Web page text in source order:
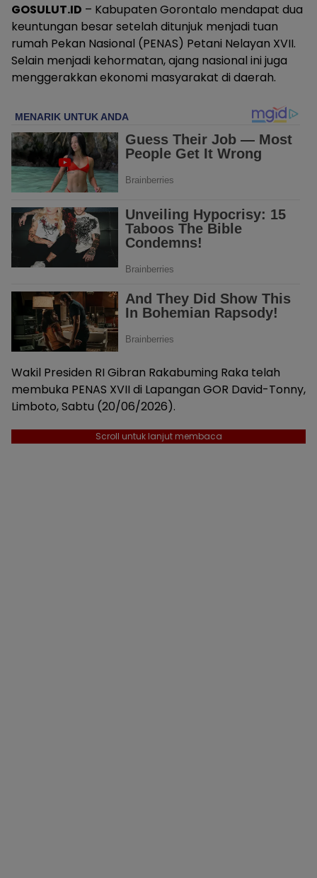
GOSULUT.ID – Kabupaten Gorontalo mendapat dua
keuntungan besar setelah ditunjuk menjadi tuan
rumah Pekan Nasional (PENAS) Petani Nelayan XVII.
Selain menjadi kehormatan, ajang nasional ini juga
menggerakkan ekonomi masyarakat di daerah.
Wakil Presiden RI Gibran Rakabuming Raka telah
membuka PENAS XVII di Lapangan GOR David-Tonny,
Limboto, Sabtu (20/06/2026).
Scroll untuk lanjut membaca